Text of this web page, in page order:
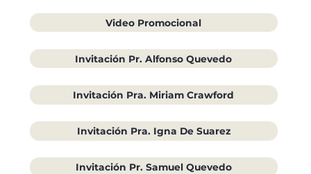
Video Promocional
Invitación Pra. Miriam Crawford
Invitación Pr. Alfonso Quevedo
Invitación Pra. Igna De Suarez
Invitación Pr. Samuel Quevedo